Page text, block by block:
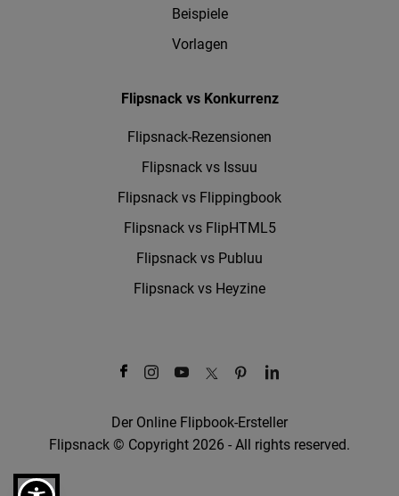
Beispiele
Vorlagen
Flipsnack vs Konkurrenz
Flipsnack-Rezensionen
Flipsnack vs Issuu
Flipsnack vs Flippingbook
Flipsnack vs FlipHTML5
Flipsnack vs Publuu
Flipsnack vs Heyzine
Der Online Flipbook-Ersteller
Flipsnack © Copyright 2026 - All rights reserved.